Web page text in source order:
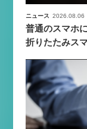
ニュース 2026.08.06
普通のスマホ
折りたたみス